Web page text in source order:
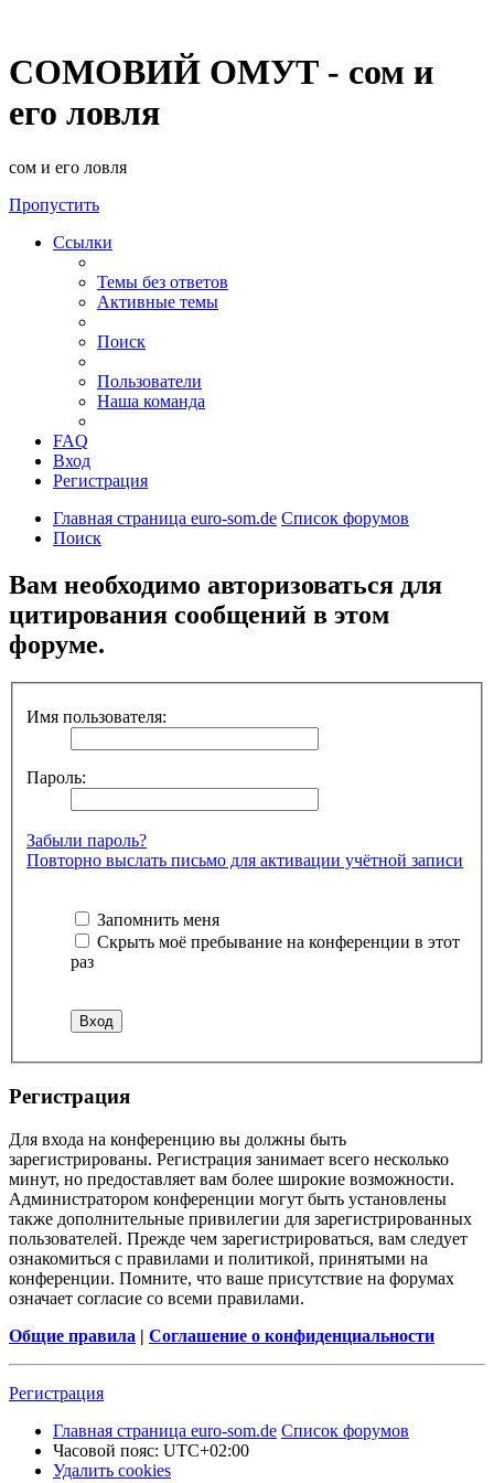
СОМОВИЙ ОМУТ - сом и
его ловля
сом и его ловля
Пропустить
Ссылки
Темы без ответов
Активные темы
Поиск
Пользователи
Наша команда
FAQ
Вход
Регистрация
Главная страница euro-som.de Список форумов
Поиск
Вам необходимо авторизоваться для
цитирования сообщений в этом
форуме.
Имя пользователя:
Пароль:
Забыли пароль?
Повторно выслать письмо для активации учётной записи
Запомнить меня
Скрыть моё пребывание на конференции в этот
раз
Регистрация
Для входа на конференцию вы должны быть
зарегистрированы. Регистрация занимает всего несколько
минут, но предоставляет вам более широкие возможности.
Администратором конференции могут быть установлены
также дополнительные привилегии для зарегистрированных
пользователей. Прежде чем зарегистрироваться, вам следует
ознакомиться с правилами и политикой, принятыми на
конференции. Помните, что ваше присутствие на форумах
означает согласие со всеми правилами.
Общие правила | Соглашение о конфиденциальности
Регистрация
Главная страница euro-som.de Список форумов
Часовой пояс: UTC+02:00
Удалить cookies